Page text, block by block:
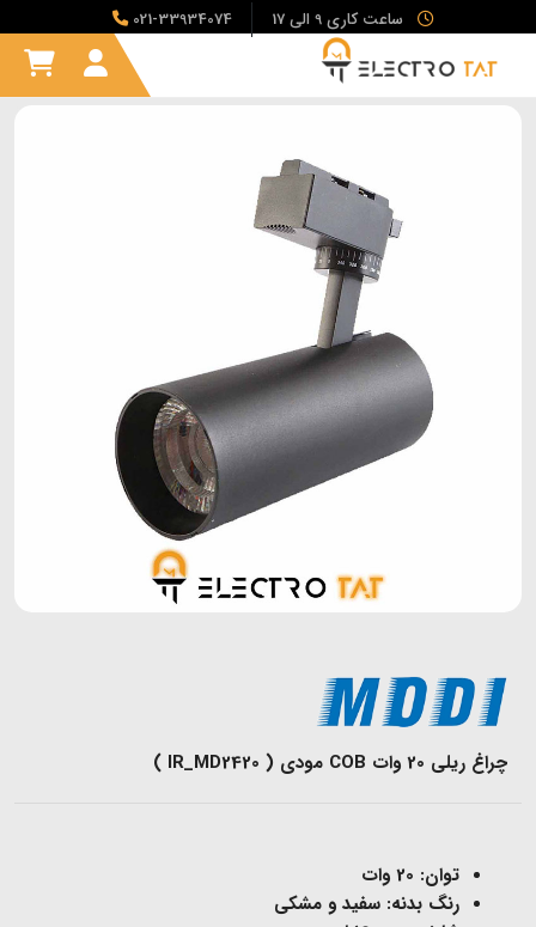
ساعت کاری 9 الی 17 021-33934074
چراغ ریلی 20 وات COB مودی ( IR_MD2420 )
توان: 20 وات
رنگ بدنه: سفید و مشکی